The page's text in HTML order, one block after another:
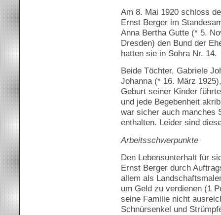
Am 8. Mai 1920 schloss
Ernst Berger im
Anna Bertha Gutte (* 5.
Dresden) den Bund der
hatten sie in Sohra Nr. 14.
Beide Töchter, Gabriele
Johanna (* 16. März
Geburt seiner Kinder
und jede Begebenheit
war sicher auch manches
enthalten. Leider sind
Arbeitsschwerpunkte
Den Lebensunterhalt für
Ernst Berger durch
allem als
um Geld zu verdienen (1
seine Familie nicht
Schnürsenkel und